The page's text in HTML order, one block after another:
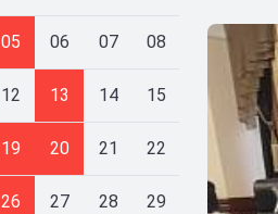
05 06 07 08
12 13 14 15
19 20 21 22
26 27 28 29